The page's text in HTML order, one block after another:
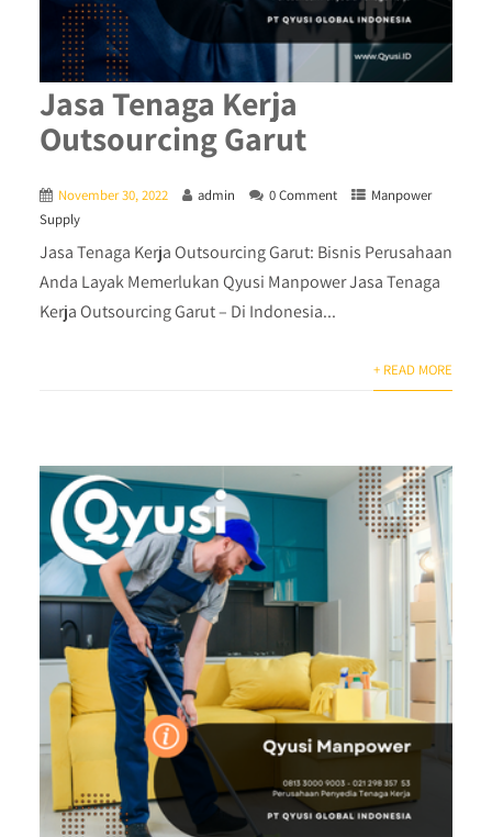
Jasa Tenaga Kerja
Outsourcing Garut
November 30, 2022 admin 0 Comment
Manpower
Supply
Jasa Tenaga Kerja Outsourcing Garut: Bisnis Perusahaan
Anda Layak Memerlukan Qyusi Manpower Jasa Tenaga
Kerja Outsourcing Garut – Di Indonesia...
+ READ MORE